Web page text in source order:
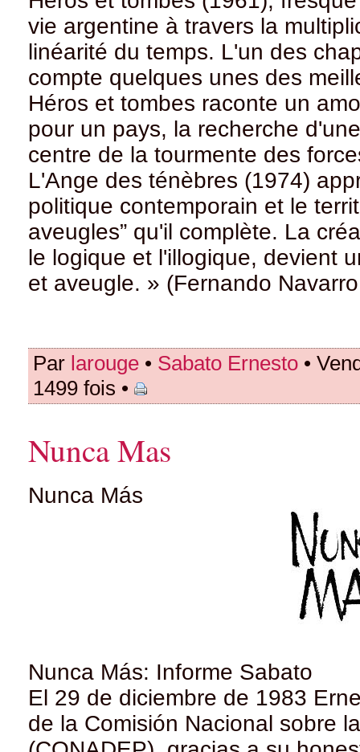
vie argentine à travers la
linéarité du temps. L'un des
compte quelques unes des
Héros et tombes raconte un
pour un pays, la recherche
centre de la tourmente des
L'Ange des ténèbres (1974)
politique contemporain et le
aveugles” qu'il complète. La
le logique et l'illogique, devient
et aveugle. » (Fernando
Par larouge • Sabato Ernesto •
1499 fois •
Nunca Mas
Nunca Más
Nunca Más: Informe Sabato
El 29 de diciembre de 1983
de la Comisión Nacional sobre